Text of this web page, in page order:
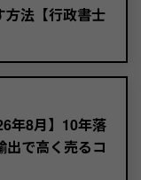
方法【行政書士
年8月】10年落
出で高く売るコ